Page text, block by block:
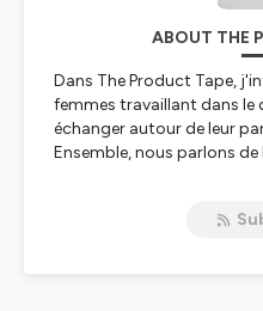
ABOUT THE
Dans The Product Tape,
femmes travaillant dans
échanger autour de leur
Ensemble, nous parlons